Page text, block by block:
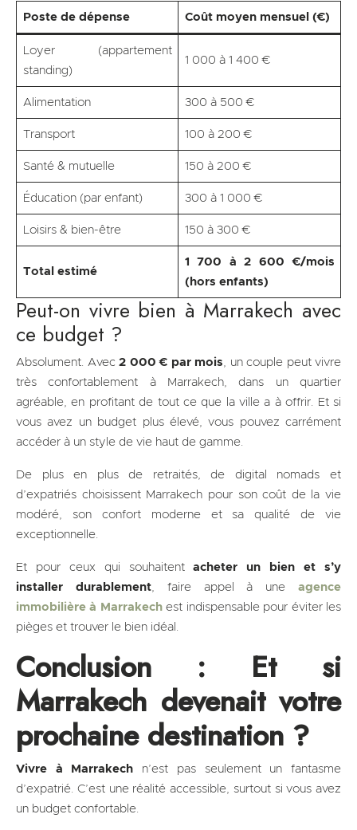
Poste de dépense Coût moyen mensuel (€)
Loyer (appartement
standing)
1 000 à 1 400 €
Alimentation 300 à 500 €
Transport 100 à 200 €
Santé & mutuelle 150 à 200 €
Éducation (par enfant) 300 à 1 000 €
Loisirs & bien-être 150 à 300 €
Total estimé
1 700 à 2 600 €/mois
(hors enfants)
Peut-on vivre bien à Marrakech avec
ce budget ?
Absolument. Avec 2 000 € par mois, un couple peut vivre
très confortablement à Marrakech, dans un quartier
agréable, en profitant de tout ce que la ville a à offrir. Et si
vous avez un budget plus élevé, vous pouvez carrément
accéder à un style de vie haut de gamme.
De plus en plus de retraités, de digital nomads et
d’expatriés choisissent Marrakech pour son coût de la vie
modéré, son confort moderne et sa qualité de vie
exceptionnelle.
Et pour ceux qui souhaitentacheter un bien et s’y
installer durablement, faire appel à uneagence
immobilière à Marrakechest indispensable pour éviter les
pièges et trouver le bien idéal.
Conclusion : Et si
Marrakech devenait votre
prochaine destination ?
Vivre à Marrakech n’est pas seulement un fantasme
d’expatrié. C’est une réalité accessible, surtout si vous avez
un budget confortable.